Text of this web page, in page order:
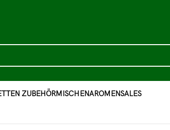
ZUBEHÖRMISCHENAROMENSALES